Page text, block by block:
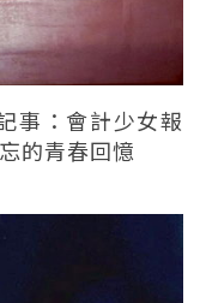
事：會計少女報
的青春回憶